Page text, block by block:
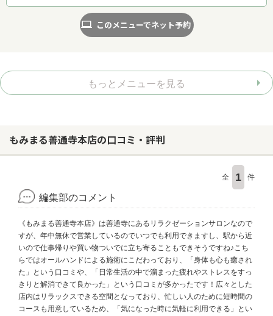
このメニューでネット予約
もっとメニューを見る
もみまる善通寺本店の口コミ・評判
全 1 件
編集部のコメント
《もみまる善通寺本店》は善通寺にあるリラクゼーションサロンなので
すが、年中無休で営業しているのでいつでも利用できますし、駅から近
いので仕事帰りや買い物ついでに立ち寄ることもできそうですね♪こち
らではオールハンドによる施術にこだわっており、「身体も心も癒され
た」という口コミや、「日常生活の中で溜まった疲れやストレスをすっ
きりと解消できて良かった」という口コミが多かったです！広々とした
店内はリラックスできる空間となっており、忙しい人のために短時間の
コースも用意しているため、「気になった時に気軽に利用できる」とい